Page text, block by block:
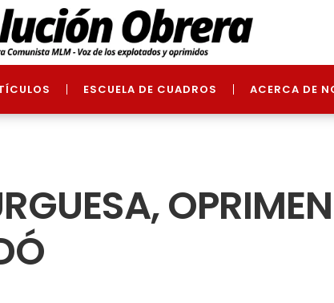
ESCUELA DE CUADROS ACERCA DE